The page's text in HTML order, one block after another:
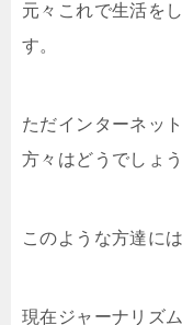
元々これで生活を
す。
ただインターネッ
方々はどうでしょ
このような方達に
現在ジャーナリズ